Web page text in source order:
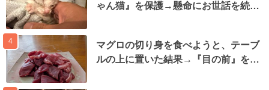
ゃん猫』を保護→懸命にお世話を続…
4
マグロの切り身を食べようと、テーブ
ルの上に置いた結果→『目の前』を…